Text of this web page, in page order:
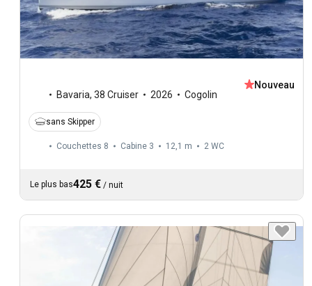
Bavaria, 38 Cruiser 2026 Cogolin
Nouveau
sans Skipper
Couchettes 8 Cabine 3 12,1 m 2 WC
Le plus bas425 € / nuit